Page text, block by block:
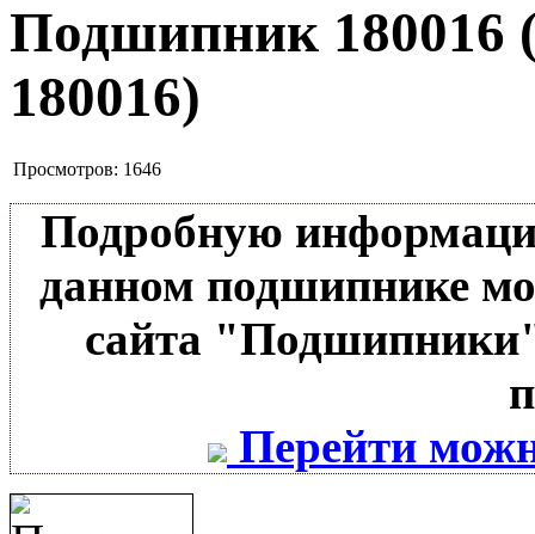
Подшипник 180016
180016)
Просмотров: 1646
Подробную
данном подшипнике
сайта
Перейти